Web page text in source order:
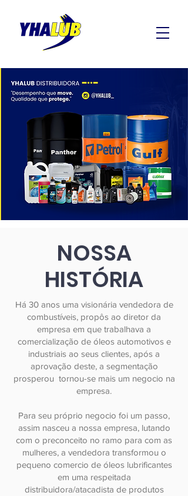
NOSSA
HISTÓRIA
Há 30 anos uma visionária vendedora de
combustíveis, propôs ao diretor da
empresa em que trabalhava a
comercialização de óleos automotivos e
industriais ao seus clientes, após a
aprovação deste, a segmentação
prosperou tornou-se mais um negocio na
empresa.
Para seu próprio negocio foi um passo,
assim nasceu a nossa empresa, lutando
com o preconceito no ramo para com as
mulheres, a vendedora transformou o
pequeno comercio de óleos lubrificantes
em uma respeitada
distribuidora/atacadista de produtos